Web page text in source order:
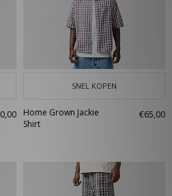
SNEL KOPEN
Home Grown Jackie
Shirt
€65,00